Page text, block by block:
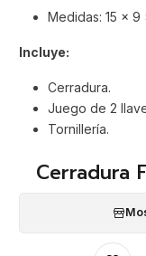
Medidas: 15 x 9
Incluye:
Cerradura.
Juego de 2
Tornillería.
Cerradura